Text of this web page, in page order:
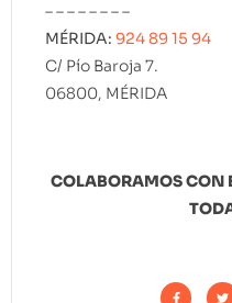
– – – – – – – –
MÉRIDA: 924 89 15 94
C/ Pío Baroja 7.
06800, MÉRIDA
COLABORAMOS CON